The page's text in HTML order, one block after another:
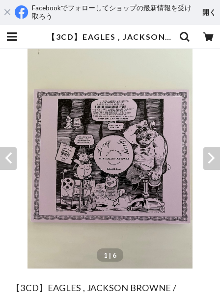
Facebookでフォローしてショップの最新情報を受け
取ろう
開く
【3CD】EAGLES , JACKSON BROWNE / GENUINE COLLECTORS ITEM | aeromamas2000
1 | 6
【3CD】EAGLES , JACKSON BROWNE /